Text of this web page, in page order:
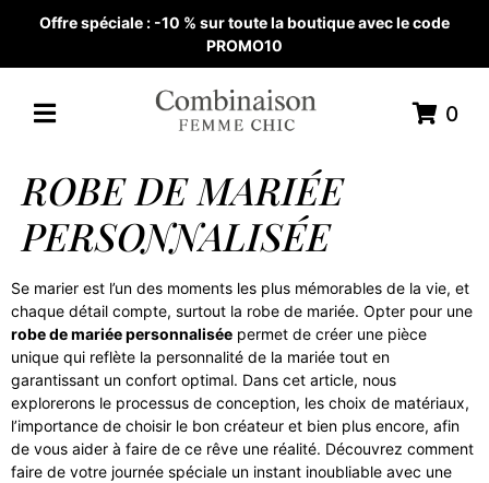
Offre spéciale : -10 % sur toute la boutique avec le code
PROMO10
0
ROBE DE MARIÉE
PERSONNALISÉE
Se marier est l’un des moments les plus mémorables de la vie, et
chaque détail compte, surtout la robe de mariée. Opter pour une
robe de mariée personnalisée permet de créer une pièce
unique qui reflète la personnalité de la mariée tout en
garantissant un confort optimal. Dans cet article, nous
explorerons le processus de conception, les choix de matériaux,
l’importance de choisir le bon créateur et bien plus encore, afin
de vous aider à faire de ce rêve une réalité. Découvrez comment
faire de votre journée spéciale un instant inoubliable avec une